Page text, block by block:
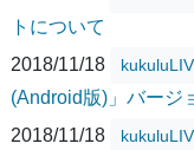
トについて
2018/11/18
(Android版)」バージ
2018/11/18